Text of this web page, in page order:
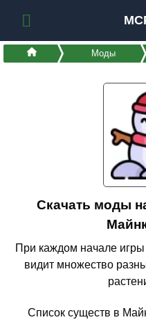
Моды
Скачать моды
При каждом начале игры
видит множество
Список существ в